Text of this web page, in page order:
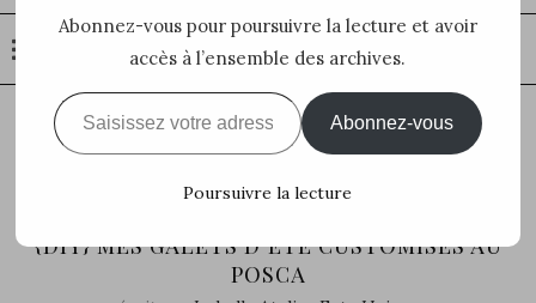
Home DIY
{DIY} Mes galets d’été customisés au
POSCA
{DIY} MES GALETS D’ÉTÉ CUSTOMISÉS AU
POSCA
Abonnez-vous pour poursuivre la lecture et avoir
accès à l’ensemble des archives.
Saisissez votre adresse e-mail…
Abonnez-vous
Poursuivre la lecture